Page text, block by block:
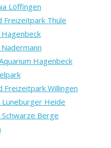
Löffingen
Freizeitpark Thüle
Hagenbeck
Freizeitpark Willingen
Lüneburger Heide
Berge